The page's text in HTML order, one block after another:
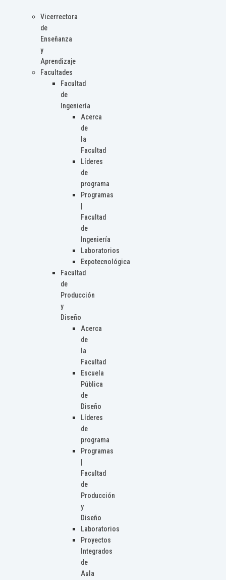
Vicerrectora
de
Enseñanza
y
Aprendizaje
Facultades
Facultad
de
Ingeniería
Acerca
de
la
Facultad
Líderes
de
programa
Programas
Facultad
de
Ingeniería
Laboratorios
Expotecnológica
Facultad
de
Producción
y
Diseño
Acerca
de
la
Facultad
Escuela
Pública
de
Diseño
Líderes
de
programa
Programas
Facultad
de
Producción
y
Diseño
Laboratorios
Proyectos
Integrados
de
Aula